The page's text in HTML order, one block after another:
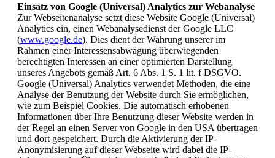
Einsatz von Google (Universal) Analytics zur Webanalyse
Zur Webseitenanalyse setzt diese Website Google (Universal)
Analytics ein, einen Webanalysedienst der Google LLC
(www.google.de). Dies dient der Wahrung unserer im
Rahmen einer Interessensabwägung überwiegenden
berechtigten Interessen an einer optimierten Darstellung
unseres Angebots gemäß Art. 6 Abs. 1 S. 1 lit. f DSGVO.
Google (Universal) Analytics verwendet Methoden, die eine
Analyse der Benutzung der Website durch Sie ermöglichen,
wie zum Beispiel Cookies. Die automatisch erhobenen
Informationen über Ihre Benutzung dieser Website werden in
der Regel an einen Server von Google in den USA übertragen
und dort gespeichert. Durch die Aktivierung der IP-
Anonymisierung auf dieser Webseite wird dabei die IP-